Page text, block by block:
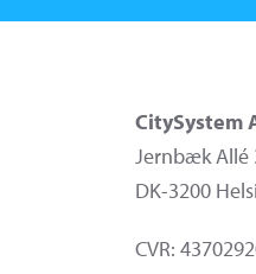
CitySystem
Jernbæk Allé
DK-3200
CVR: